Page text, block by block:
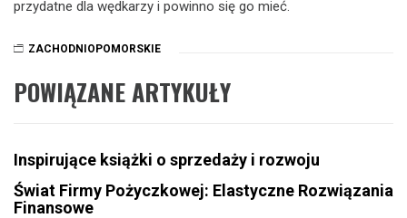
przydatne dla wędkarzy i powinno się go mieć.
ZACHODNIOPOMORSKIE
POWIĄZANE ARTYKUŁY
Inspirujące książki o sprzedaży i rozwoju
Świat Firmy Pożyczkowej: Elastyczne Rozwiązania
Finansowe